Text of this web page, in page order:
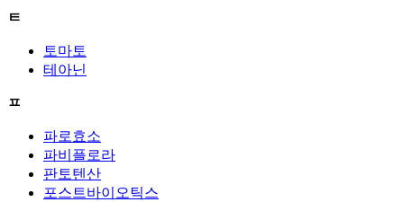
ㅌ
토마토
테아닌
ㅍ
파로효소
파비플로라
판토텐산
포스트바이오틱스